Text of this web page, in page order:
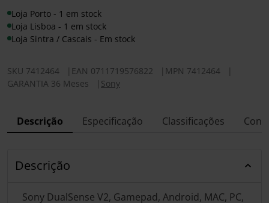
Loja Porto - 1 em stock
Loja Lisboa - 1 em stock
Loja Sintra / Cascais - Em stock
SKU 7412464 EAN 0711719576822 MPN 7412464
GARANTIA 36 Meses
Sony
Descrição Especificação Classificações
Descrição
Sony DualSense V2, Gamepad, Android, MAC, PC,